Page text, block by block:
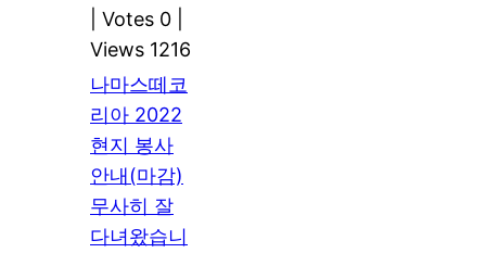
Votes 0
Views 1216
나마스떼코
리아 2022
현지 봉사
안내(마감)
무사히 잘
다녀왔습니